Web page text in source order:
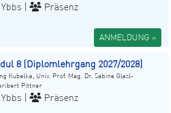
Ybbs |
Präsenz
ANMELDUNG »
8 (Diplomlehrgang 2027/2028)
Kubelka, Univ. Prof. Mag. Dr. Sabine Glasl-
Pittner
Ybbs |
Präsenz